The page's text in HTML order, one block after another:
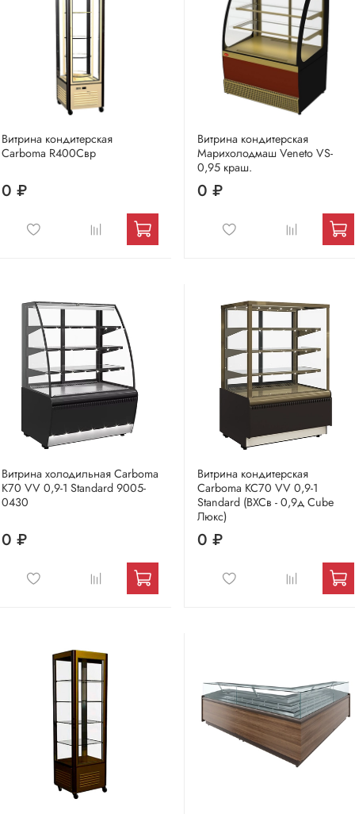
Витрина кондитерская
Carboma R400Cвр
0 ₽
Витрина кондитерская
Марихолодмаш Veneto VS-
0,95 краш.
0 ₽
Витрина холодильная Carboma
K70 VV 0,9-1 Standard 9005-
0430
0 ₽
Витрина кондитерская
Carboma KC70 VV 0,9-1
Standard (ВХСв - 0,9д Cube
Люкс)
0 ₽